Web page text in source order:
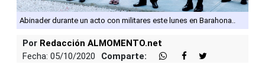
Abinader durante un acto con militares este lunes en Barahona..
Por Redacción ALMOMENTO.net
Fecha: 05/10/2020
Comparte: